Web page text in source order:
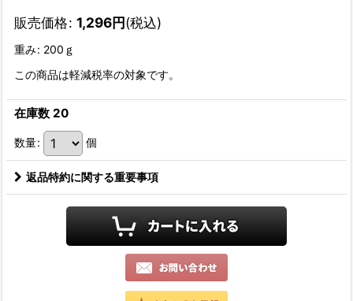
販売価格: 1,296円(税込)
重み: 200ｇ
この商品は軽減税率の対象です。
在庫数 20
数量: 個
返品特約に関する重要事項